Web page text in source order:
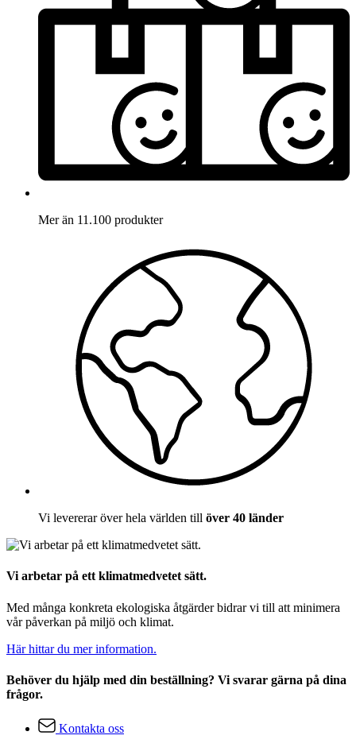
Mer än 11.100 produkter
Vi levererar över hela världen till över 40 länder
Vi arbetar på ett klimatmedvetet sätt.
Med många konkreta ekologiska åtgärder bidrar vi till att minimera
vår påverkan på miljö och klimat.
Här hittar du mer information.
Behöver du hjälp med din beställning? Vi svarar gärna på dina
frågor.
Kontakta oss